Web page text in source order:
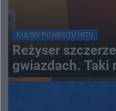
KULISY POWROTU HITU
Reżyser
gwiazdach. Taki